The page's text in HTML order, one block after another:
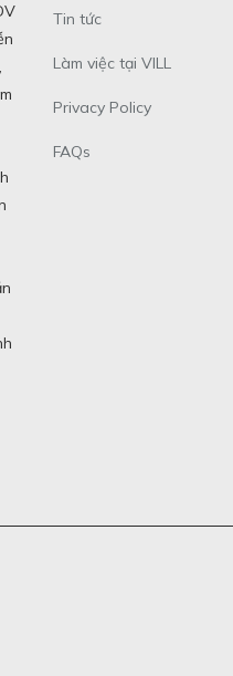
Tin tức
Làm việc tại VILL
Privacy Policy
FAQs